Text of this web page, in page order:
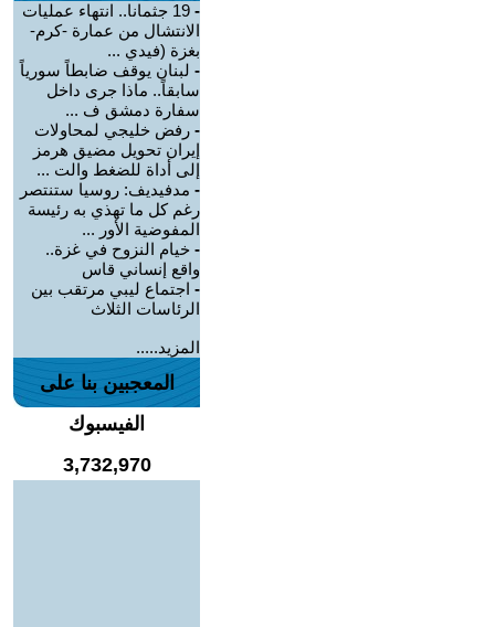
-
19 جثمانا.. انتهاء عمليات
الانتشال من عمارة -كرم-
بغزة (فيدي ...
- لبنان يوقف ضابطاً سورياً
سابقاً.. ماذا جرى داخل
سفارة دمشق ف ...
- رفض خليجي لمحاولات
إيران تحويل مضيق هرمز
إلى أداة للضغط والت ...
- مدفيديف: روسيا ستنتصر
رغم كل ما تهذي به رئيسة
المفوضية الأور ...
- خيام النزوح في غزة..
واقع إنساني قاس
- اجتماع ليبي مرتقب بين
الرئاسات الثلاث
المزيد.....
المعجبين بنا على
الفيسبوك
3,732,970